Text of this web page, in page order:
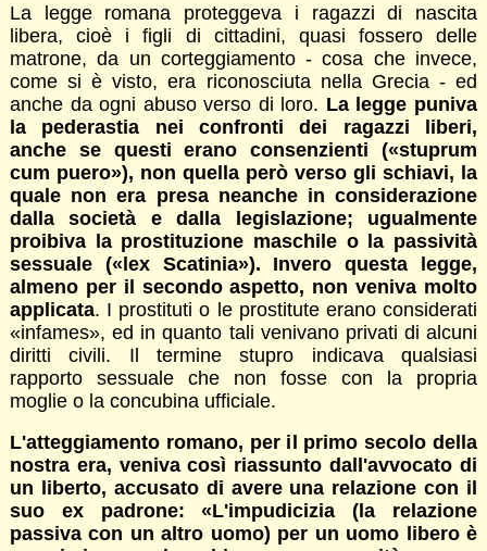
La legge romana proteggeva i ragazzi di nascita
libera, cioè i figli di cittadini, quasi fossero delle
matrone, da un corteggiamento - cosa che invece,
come si è visto, era riconosciuta nella Grecia - ed
anche da ogni abuso verso di loro. La legge puniva
la pederastia nei confronti dei ragazzi liberi,
anche se questi erano consenzienti («stuprum
cum puero»), non quella però verso gli schiavi, la
quale non era presa neanche in considerazione
dalla società e dalla legislazione; ugualmente
proibiva la prostituzione maschile o la passività
sessuale
(«lex Scatinia»). Invero questa legge,
almeno per il secondo aspetto, non veniva molto
applicata. I prostituti o le prostitute erano considerati
«infames», ed in quanto tali venivano privati di alcuni
diritti civili. Il termine stupro indicava qualsiasi
rapporto sessuale che non fosse con la propria
moglie o la concubina ufficiale.
L'atteggiamento romano, per il primo secolo della
nostra era, veniva così riassunto dall'avvocato di
un liberto, accusato di avere una relazione con il
suo ex padrone: «L'impudicizia (la relazione
passiva con un altro uomo) per un uomo libero è